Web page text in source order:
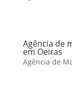
Agência de
em Oeiras
Agência de